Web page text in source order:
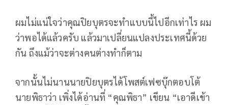
ผมไม่แน่ใจว่าคุณปิยบุตรจะทำแบบนี้ไปอีกเท่าไร ผม
ว่าพอได้แล้วครับ แล้วมาเปลี่ยนแปลงประเทศนี้ด้วย
กัน ถึงแม้ว่าจะต่างคนต่างทำก็ตาม
จากนั้นไม่นานนายปิยบุตรได้โพสต์เฟซบุ๊กตอบโต้
นายพิธาว่า เพิ่งได้อ่านที่ “คุณพิธา” เขียน “เอาดีเข้า